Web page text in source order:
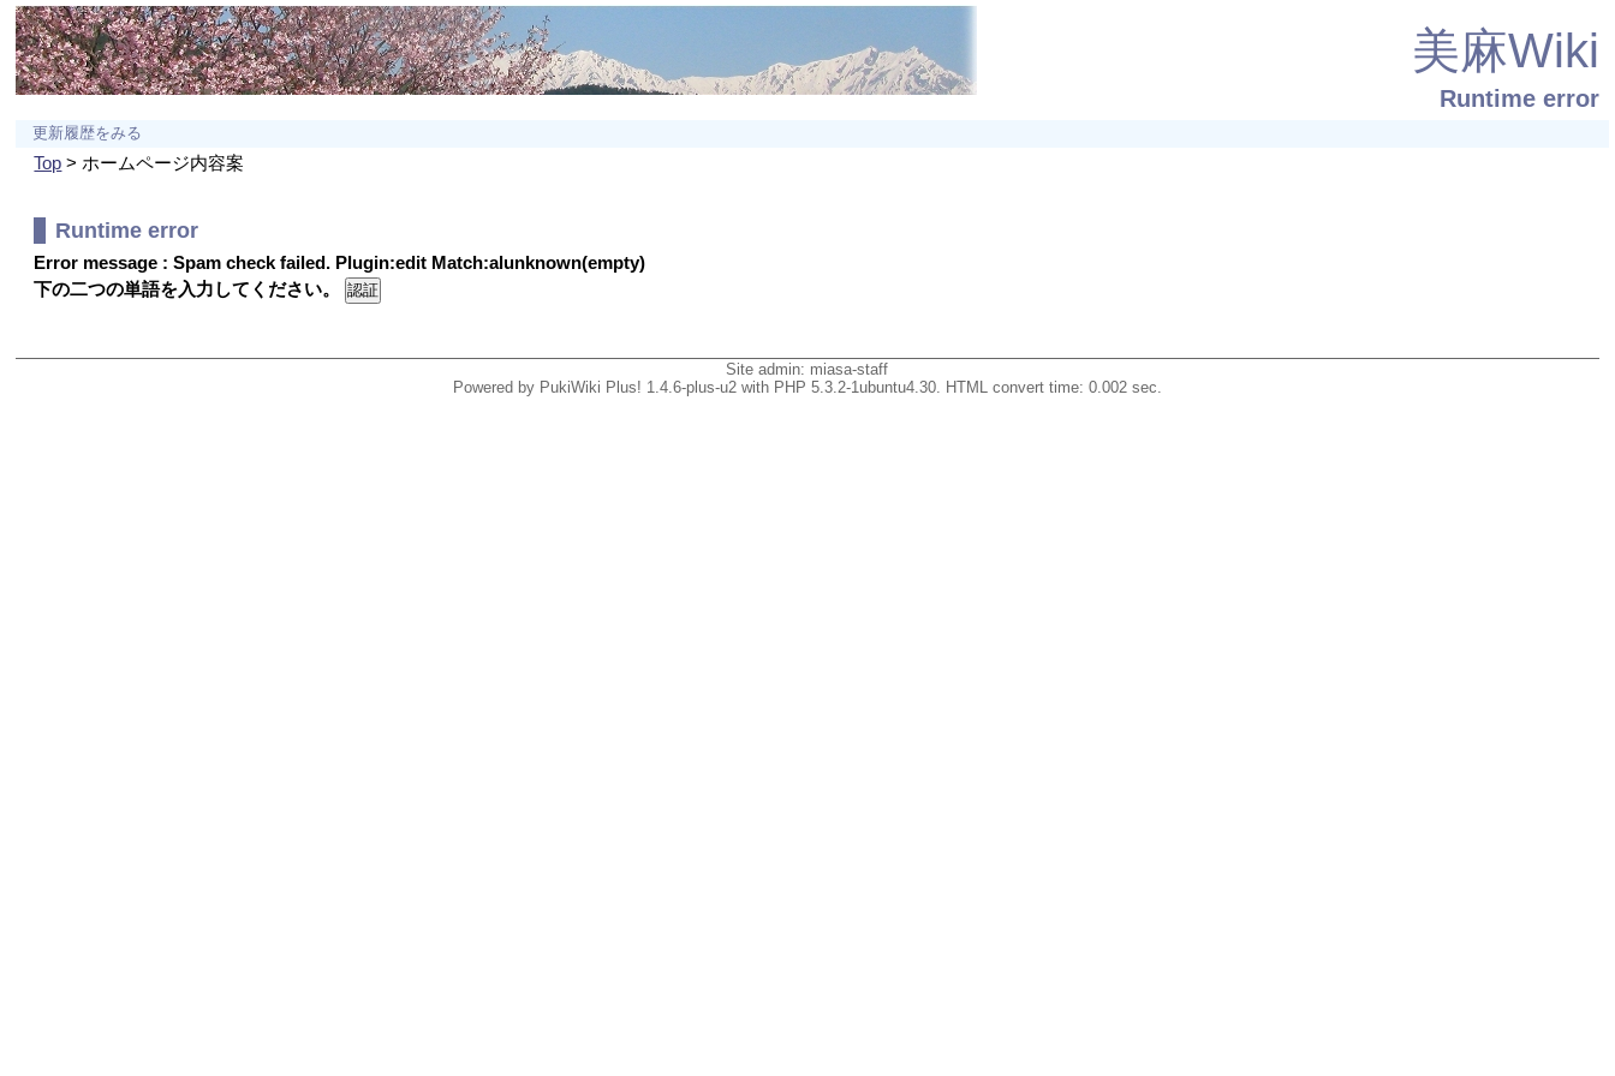
美麻Wiki
Runtime error
更新履歴をみる
Top > ホームページ内容案
Runtime error
Error message : Spam check failed. Plugin:edit Match:alunknown(empty)
下の二つの単語を入力してください。
Site admin: miasa-staff
Powered by PukiWiki Plus! 1.4.6-plus-u2 with PHP 5.3.2-1ubuntu4.30. HTML convert time: 0.002 sec.